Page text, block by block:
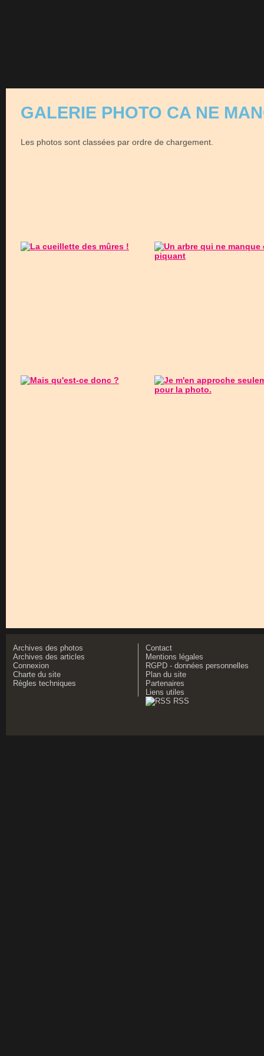
GALERIE PHOTO CA NE
Les photos sont classées par ordre de chargement.
Archives des photos
Archives des articles
Connexion
Charte du site
Règles techniques
Contact
Mentions légales
RGPD - données personnelles
Plan du site
Partenaires
Liens utiles
RSS